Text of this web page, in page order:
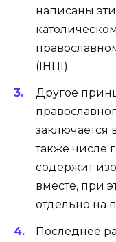
написаны
(IHЦI).
Другое
заключается
также числе
содержит
вместе, при
отдельно на
Последнее